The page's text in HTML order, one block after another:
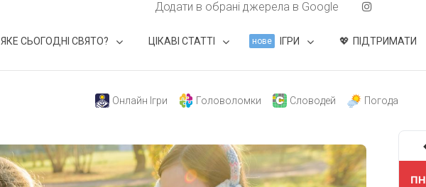
Додати в обрані джерела в Google
ЯКЕ СЬОГОДНІ СВЯТО? ЦІКАВІ СТАТТІ нове ІГРИ ПІДТРИМАТИ
Онлайн Ігри Головоломки Словодей Погода
ПН